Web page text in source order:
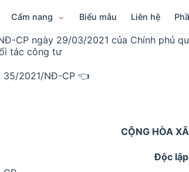
Cẩm nang Biểu mẫu Liên hệ
CP ngày 29/03/2021 của Chính phủ
tác công tư
35/2021/NĐ-CP 👈
CỘNG HÒA
Độc lập